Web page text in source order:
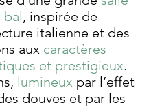
bal, inspirée de
italienne et des
aux caractères
et prestigieux.
lumineux par l’effet
douves et par les